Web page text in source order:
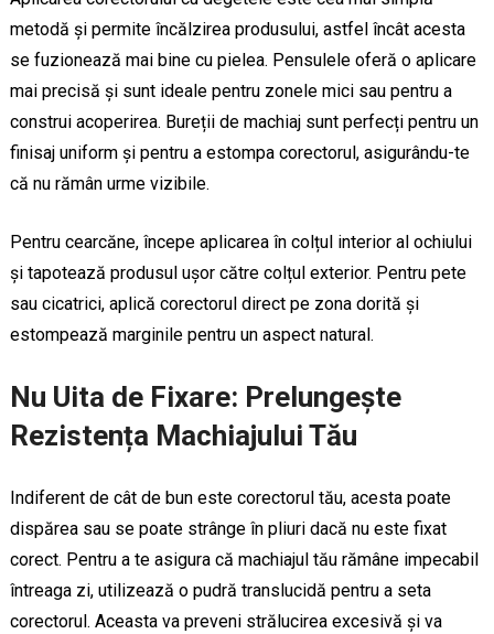
metodă și permite încălzirea produsului, astfel încât acesta
se fuzionează mai bine cu pielea. Pensulele oferă o aplicare
mai precisă și sunt ideale pentru zonele mici sau pentru a
construi acoperirea. Bureții de machiaj sunt perfecți pentru un
finisaj uniform și pentru a estompa corectorul, asigurându-te
că nu rămân urme vizibile.
Pentru cearcăne, începe aplicarea în colțul interior al ochiului
și tapotează produsul ușor către colțul exterior. Pentru pete
sau cicatrici, aplică corectorul direct pe zona dorită și
estompează marginile pentru un aspect natural.
Nu Uita de Fixare: Prelungește
Rezistența Machiajului Tău
Indiferent de cât de bun este corectorul tău, acesta poate
dispărea sau se poate strânge în pliuri dacă nu este fixat
corect. Pentru a te asigura că machiajul tău rămâne impecabil
întreaga zi, utilizează o pudră translucidă pentru a seta
corectorul. Aceasta va preveni strălucirea excesivă și va